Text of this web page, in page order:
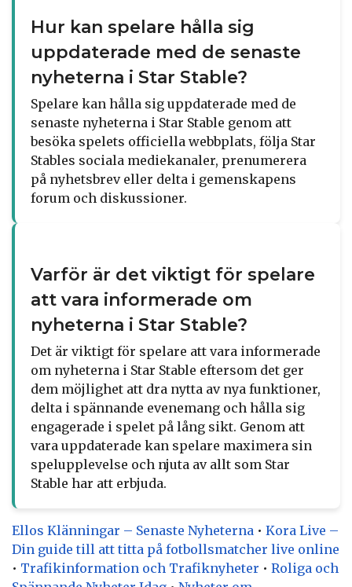
Hur kan spelare hålla sig
uppdaterade med de senaste
nyheterna i Star Stable?
Spelare kan hålla sig uppdaterade med de
senaste nyheterna i Star Stable genom att
besöka spelets officiella webbplats, följa Star
Stables sociala mediekanaler, prenumerera
på nyhetsbrev eller delta i gemenskapens
forum och diskussioner.
Varför är det viktigt för spelare
att vara informerade om
nyheterna i Star Stable?
Det är viktigt för spelare att vara informerade
om nyheterna i Star Stable eftersom det ger
dem möjlighet att dra nytta av nya funktioner,
delta i spännande evenemang och hålla sig
engagerade i spelet på lång sikt. Genom att
vara uppdaterade kan spelare maximera sin
spelupplevelse och njuta av allt som Star
Stable har att erbjuda.
Ellos Klänningar – Senaste Nyheterna • Kora Live –
Din guide till att titta på fotbollsmatcher live online
• Trafikinformation och Trafiknyheter • Roliga och